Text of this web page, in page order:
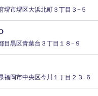
堺市堺区大浜北町３丁目３−５
目黒区青葉台３丁目１８−９
福岡市中央区今川１丁目２３-６